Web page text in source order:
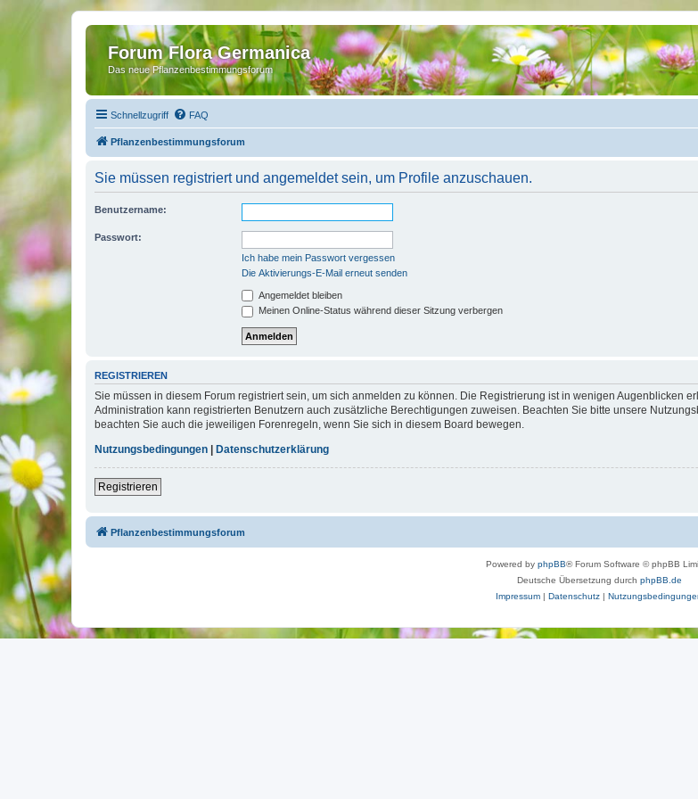
Forum Flora Germanica
Das neue Pflanzenbestimmungsforum
Schnellzugriff FAQ
Pflanzenbestimmungsforum
Sie müssen registriert und angemeldet sein, um Profile anzuschauen.
Benutzername:
Passwort:
Ich habe mein Passwort vergessen
Die Aktivierungs-E-Mail erneut senden
Angemeldet bleiben
Meinen Online-Status während dieser Sitzung verbergen
REGISTRIEREN
Sie müssen in diesem Forum registriert sein, um sich anmelden zu können. Die Registrierung ist in wenigen Augenblicken
Administration kann registrierten Benutzern auch zusätzliche Berechtigungen zuweisen. Beachten Sie bitte unsere
beachten Sie auch die jeweiligen Forenregeln, wenn Sie sich in diesem Board bewegen.
Nutzungsbedingungen
Datenschutzerklärung
Registrieren
Pflanzenbestimmungsforum
Powered by phpBB® Forum Software © phpBB
Deutsche Übersetzung durch phpBB.de
Impressum | Datenschutz |